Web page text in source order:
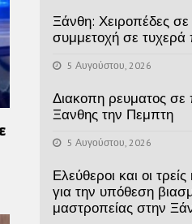
Ξάνθη: Χειροπέδες σε
συμμετοχή σε τυχερά
5 Αυγούστου, 2026
Διακοπη ρευματος σε
Ξανθης την Πεμπτη
5 Αυγούστου, 2026
Ελεύθεροι και οι
για την υπόθεση
μαστροπείας στην